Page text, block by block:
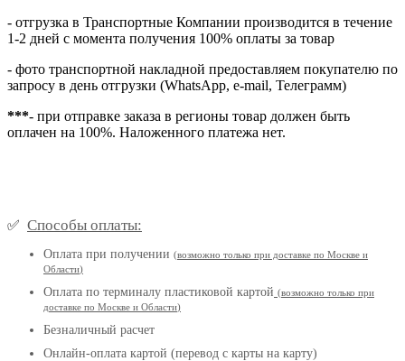
- отгрузка в Транспортные Компании производится в течение
1-2 дней с момента получения 100% оплаты за товар
- фото транспортной накладной предоставляем покупателю по
запросу в день отгрузки (WhatsApp, e-mail, Телеграмм)
***- при отправке заказа в регионы товар должен быть
оплачен на 100%. Наложенного платежа нет.
✅ Способы оплаты:
Оплата при получении (возможно только при доставке по Москве и
Области)
Оплата по терминалу пластиковой картой (возможно только при
доставке по Москве и Области)
Безналичный расчет
Онлайн-оплата картой (перевод с карты на карту)